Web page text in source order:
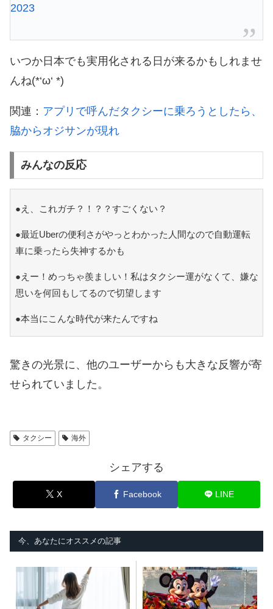
2023
いつか日本でも実用化される日が来るかもしれませ
んね(*‘ω‘ *)
関連： アプリで呼んだタクシーに乗ろうとしたら、
脇からオジサンが現れ
みんなの反応
●え、これガチ？！？？すごくない？
●最近Uberの便利さがやっとわかった人間なので自動運転
車に乗ったら失神するかも
●えー！めっちゃ羨ましい！私はタクシー運がなくて、嫌な
思いを何回もしてるので切望します
●本当にこんな時代が来たんですね
驚きの光景に、他のユーザーからも大きな反響が寄
せられていました。
タクシー 海外
シェアする
X Facebook LINE
今、あなたにオススメの記事